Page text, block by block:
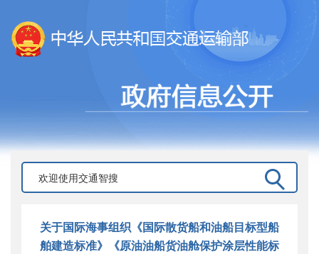
关于国际海事组织《国际散货船和油船目标型船
舶建造标准》《原油油船货油舱保护涂层性能标